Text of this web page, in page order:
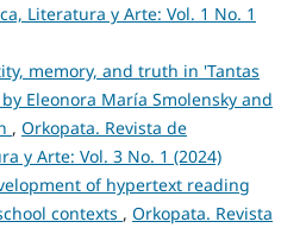
Literatura y Arte: Vol. 1 No. 1
memory, and truth in 'Tantas
Eleonora María Smolensky and
, Orkopata. Revista de
y Arte: Vol. 3 No. 1 (2024)
of hypertext reading
contexts , Orkopata. Revista